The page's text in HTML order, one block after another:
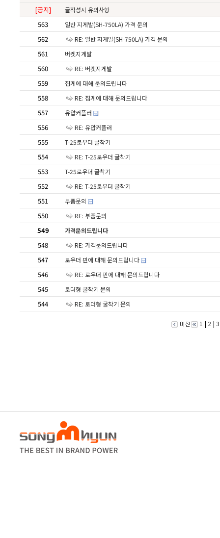
[공지] 글작성시 유의사항
563 일반 지게발(SH-750LA) 가격 문의
562 RE: 일반 지게발(SH-750LA) 가격 문의
561 버켓지게발
560 RE: 버켓지게발
559 집게에 대해 문의드립니다
558 RE: 집게에 대해 문의드립니다
557 유압커플러
556 RE: 유압커플러
555 T-25로우더 굴착기
554 RE: T-25로우더 굴착기
553 T-25로우더 굴착기
552 RE: T-25로우더 굴착기
551 부품문의
550 RE: 부품문의
549 가격문의드립니다
548 RE: 가격문의드립니다
547 로우더 핀에 대해 문의드립니다
546 RE: 로우더 핀에 대해 문의드립니다
545 로더형 굴착기 문의
544 RE: 로더형 굴착기 문의
1 | 2| 3